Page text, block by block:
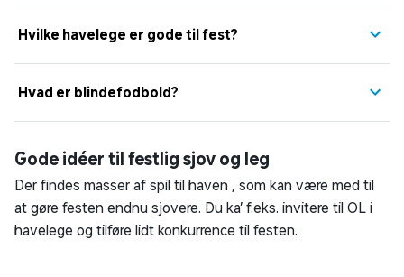
Hvilke havelege er gode til fest?
Hvad er blindefodbold?
Gode idéer til festlig sjov og leg
Der findes masser af spil til haven , som kan være med til
at gøre festen endnu sjovere. Du ka’ f.eks. invitere til OL i
havelege og tilføre lidt konkurrence til festen.